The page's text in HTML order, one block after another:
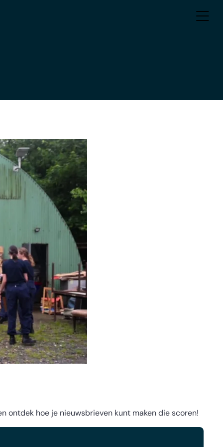
ontdek hoe je nieuwsbrieven kunt maken die scoren!